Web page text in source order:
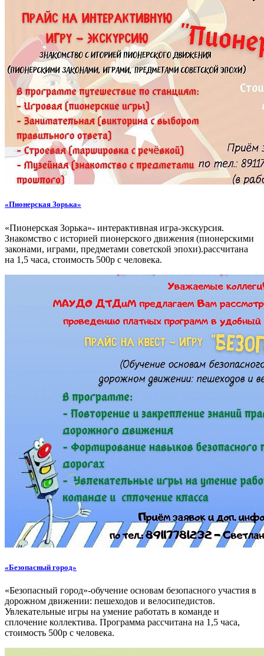
«Пионерская Зорька»
«Пионерская Зорька»- интерактивная игра-экскурсия.
Знакомство с историей пионерского движения (пионерскими
законами, играми, предметами советской эпохи).рассчитана
на 1,5 часа, стоимость 500р с человека.
«Безопасный город»
«Безопасный город»-обучение основам безопасного участия в
дорожном движении: пешеходов и велосипедистов.
Увлекательные игры на умение работать в команде и
сплочение коллектива. Программа рассчитана на 1,5 часа,
стоимость 500р с человека.